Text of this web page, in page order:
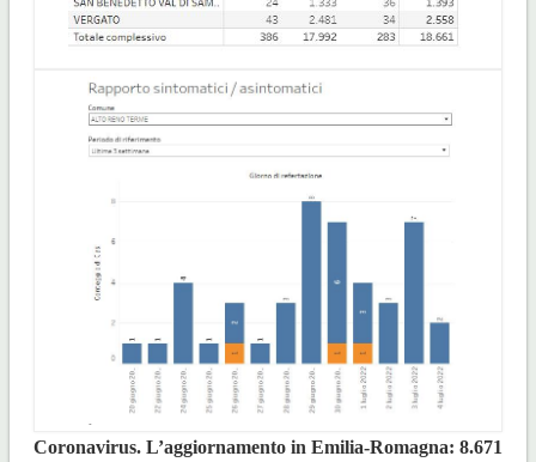
Coronavirus. L’aggiornamento in Emilia-Romagna: 8.671